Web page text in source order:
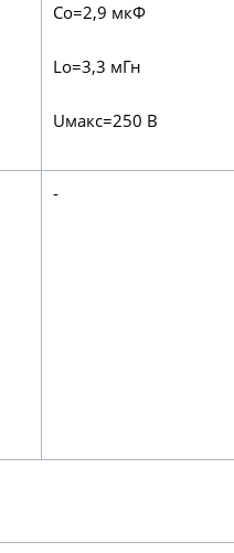
Сo=2,9 мкФ
Lo=3,3 мГн
Uмакс=250 В
-